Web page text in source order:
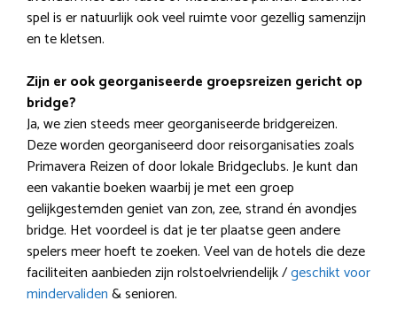
spel is er natuurlijk ook veel ruimte voor gezellig samenzijn
en te kletsen.
Zijn er ook georganiseerde groepsreizen gericht op
bridge?
Ja, we zien steeds meer georganiseerde bridgereizen.
Deze worden georganiseerd door reisorganisaties zoals
Primavera Reizen of door lokale Bridgeclubs. Je kunt dan
een vakantie boeken waarbij je met een groep
gelijkgestemden geniet van zon, zee, strand én avondjes
bridge. Het voordeel is dat je ter plaatse geen andere
spelers meer hoeft te zoeken. Veel van de hotels die deze
faciliteiten aanbieden zijn rolstoelvriendelijk /geschikt voor
mindervaliden& senioren.